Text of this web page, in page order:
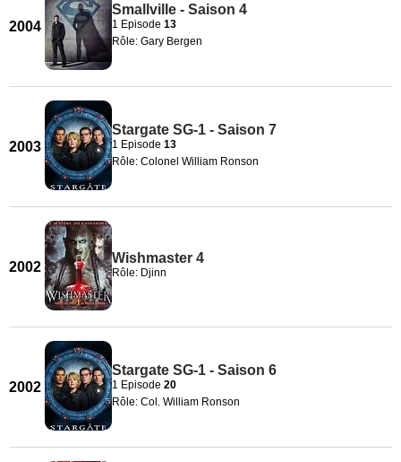
2004
Smallville - Saison 4
1 Episode 13
Rôle: Gary Bergen
2003
Stargate SG-1 - Saison 7
1 Episode 13
Rôle: Colonel William Ronson
2002
Wishmaster 4
Rôle: Djinn
2002
Stargate SG-1 - Saison 6
1 Episode 20
Rôle: Col. William Ronson